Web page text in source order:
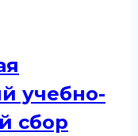
учебно-
сбор